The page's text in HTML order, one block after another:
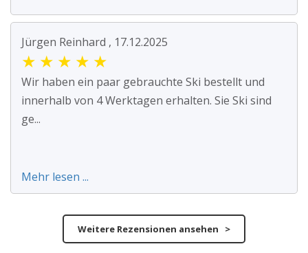
Jürgen Reinhard , 17.12.2025
★ ★ ★ ★ ★
Wir haben ein paar gebrauchte Ski bestellt und
innerhalb von 4 Werktagen erhalten. Sie Ski sind
ge...
Mehr lesen ...
Weitere Rezensionen ansehen >